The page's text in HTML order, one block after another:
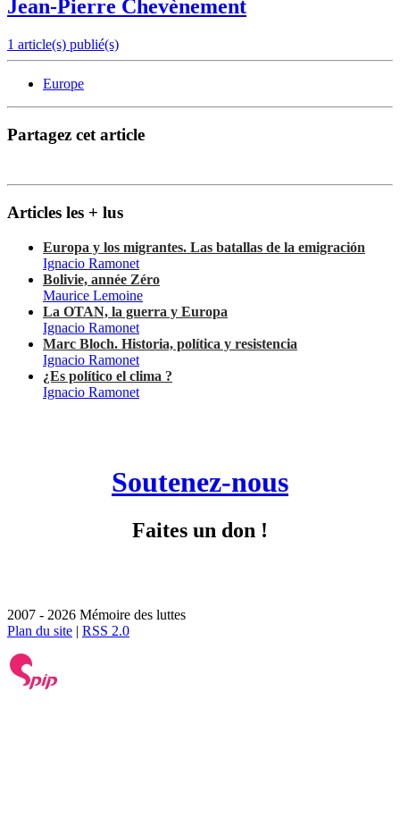
Jean-Pierre Chevènement
1 article(s) publié(s)
Europe
Partagez cet article
Articles les + lus
Europa y los migrantes. Las batallas de la emigración
Ignacio Ramonet
Bolivie, année Zéro
Maurice Lemoine
La OTAN, la guerra y Europa
Ignacio Ramonet
Marc Bloch. Historia, política y resistencia
Ignacio Ramonet
¿Es político el clima ?
Ignacio Ramonet
Soutenez-nous
Faites un don !
2007 - 2026 Mémoire des luttes
Plan du site | RSS 2.0